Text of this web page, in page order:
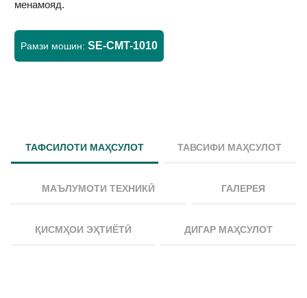
менамояд.
Рамзи мошин: SE-CMT-1010
ТАФСИЛОТИ МАҲСУЛОТ ТАВСИФИ МАҲСУЛОТ
МАЪЛУМОТИ ТЕХНИКӢ ГАЛЕРЕЯ
ҚИСМҲОИ ЭҲТИЁТӢ ДИГАР МАҲСУЛОТ